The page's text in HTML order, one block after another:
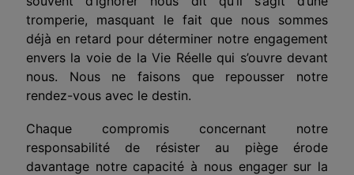
tromperie, masquant le fait que nous sommes
déjà en retard pour déterminer notre engagement
envers la voie de la Vie Réelle qui s’ouvre devant
nous. Nous ne faisons que repousser notre
rendez-vous avec le destin.
Chaque compromis concernant notre
responsabilité de résister au piège érode
davantage notre capacité à nous engager sur la